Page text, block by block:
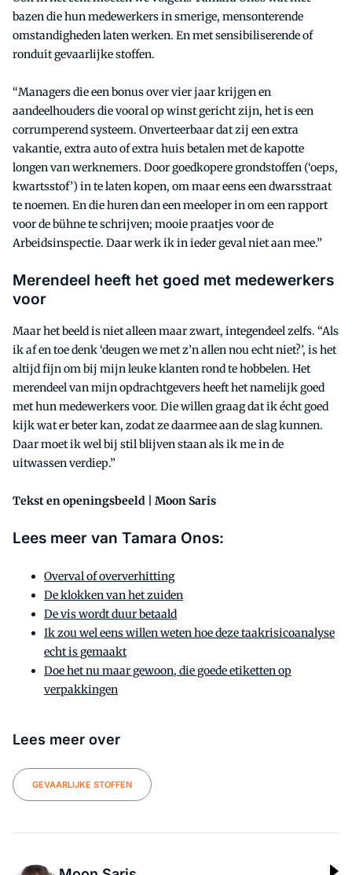
bazen die hun medewerkers in smerige, mensonterende
omstandigheden laten werken. En met sensibiliserende of
ronduit gevaarlijke stoffen.
“Managers die een bonus over vier jaar krijgen en
aandeelhouders die vooral op winst gericht zijn, het is een
corrumperend systeem. Onverteerbaar dat zij een extra
vakantie, extra auto of extra huis betalen met de kapotte
longen van werknemers. Door goedkopere grondstoffen (‘oeps,
kwartsstof’) in te laten kopen, om maar eens een dwarsstraat
te noemen. En die huren dan een meeloper in om een rapport
voor de bühne te schrijven; mooie praatjes voor de
Arbeidsinspectie. Daar werk ik in ieder geval niet aan mee.”
Merendeel heeft het goed met medewerkers
voor
Maar het beeld is niet alleen maar zwart, integendeel zelfs. “Als
ik af en toe denk ‘deugen we met z’n allen nou echt niet?’, is het
altijd fijn om bij mijn leuke klanten rond te hobbelen. Het
merendeel van mijn opdrachtgevers heeft het namelijk goed
met hun medewerkers voor. Die willen graag dat ik écht goed
kijk wat er beter kan, zodat ze daarmee aan de slag kunnen.
Daar moet ik wel bij stil blijven staan als ik me in de
uitwassen verdiep.”
Tekst en openingsbeeld | Moon Saris
Lees meer van Tamara Onos:
Overval of oververhitting
De klokken van het zuiden
De vis wordt duur betaald
Ik zou wel eens willen weten hoe deze taakrisicoanalyse
echt is gemaakt
Doe het nu maar gewoon, die goede etiketten op
verpakkingen
Lees meer over
GEVAARLIJKE STOFFEN